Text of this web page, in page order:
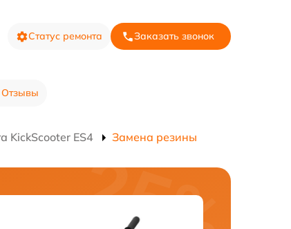
Статус ремонта Заказать звонок
Отзывы
KickScooter ES4 Замена резины